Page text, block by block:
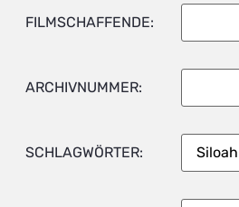
FILMSCHAFFENDE:
ARCHIVNUMMER:
SCHLAGWÖRTER: